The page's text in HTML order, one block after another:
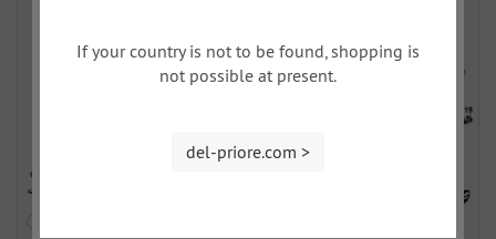
If your country is not to be found, shopping is
not possible at present.
del-priore.com >